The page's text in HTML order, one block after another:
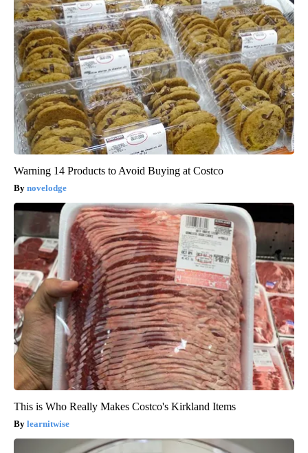
Warning 14 Products to Avoid Buying at Costco
novelodge
This is Who Really Makes Costco's Kirkland Items
learnitwise